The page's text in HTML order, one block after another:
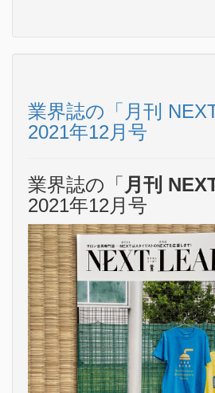
業界誌の「月刊
2021年12月号
業界誌の「 月刊
2021年12月号